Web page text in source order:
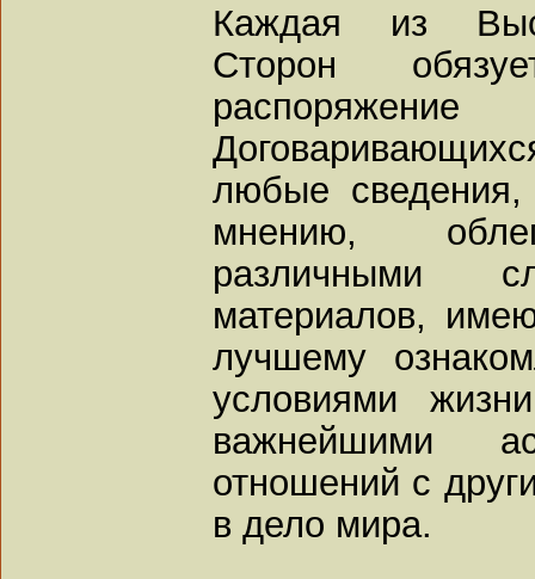
Каждая из
Сторон
любые
мнению,
различными
материалов,
лучшему
условиями
важнейшими
отношений с
в дело мира.